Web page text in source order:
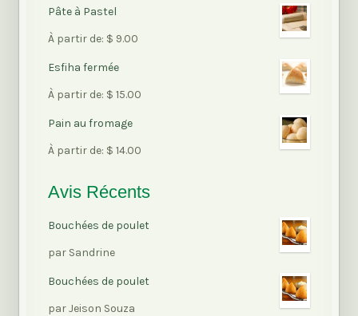
5Pâte à Pastel
Note
5
À partir de: $ 9.00
Esfiha fermée
Note
5
À partir de: $ 15.00
Pain au fromage
Note
5
À partir de: $ 14.00
Avis Récents
Bouchées de poulet
Note5
par Sandrine
Bouchées de poulet
Note5
par Jeison Souza